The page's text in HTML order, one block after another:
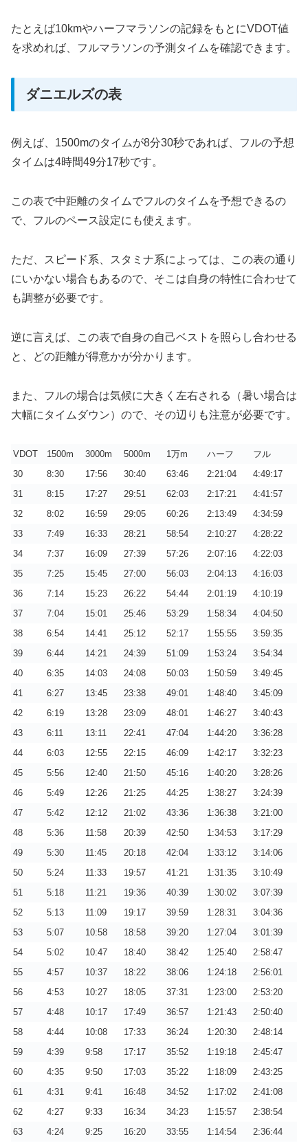
たとえば10kmやハーフマラソンの記録をもとにVDOT値
を求めれば、フルマラソンの予測タイムを確認できます。
ダニエルズの表
例えば、1500mのタイムが8分30秒であれば、フルの予想
タイムは4時間49分17秒です。
この表で中距離のタイムでフルのタイムを予想できるの
で、フルのペース設定にも使えます。
ただ、スピード系、スタミナ系によっては、この表の通り
にいかない場合もあるので、そこは自身の特性に合わせて
も調整が必要です。
逆に言えば、この表で自身の自己ベストを照らし合わせる
と、どの距離が得意かが分かります。
また、フルの場合は気候に大きく左右される（暑い場合は
大幅にタイムダウン）ので、その辺りも注意が必要です。
VDOT 1500m 3000m 5000m 1万m ハーフ
フル
30
8:30 17:56 30:40 63:46 2:21:04
4:49:17
31
8:15 17:27 29:51 62:03 2:17:21
4:41:57
32
8:02 16:59 29:05 60:26 2:13:49
4:34:59
33
7:49 16:33 28:21 58:54 2:10:27
4:28:22
34
7:37 16:09 27:39 57:26 2:07:16
4:22:03
35
7:25 15:45 27:00 56:03 2:04:13
4:16:03
36
7:14 15:23 26:22 54:44 2:01:19
4:10:19
37
7:04 15:01 25:46 53:29 1:58:34
4:04:50
38
6:54 14:41 25:12 52:17 1:55:55
3:59:35
39
6:44 14:21 24:39 51:09 1:53:24
3:54:34
40
6:35 14:03 24:08 50:03 1:50:59
3:49:45
41
6:27 13:45 23:38 49:01 1:48:40
3:45:09
42
6:19 13:28 23:09 48:01 1:46:27
3:40:43
43
6:11 13:11 22:41 47:04 1:44:20
3:36:28
44
6:03 12:55 22:15 46:09 1:42:17
3:32:23
45
5:56 12:40 21:50 45:16 1:40:20
3:28:26
46
5:49 12:26 21:25 44:25 1:38:27
3:24:39
47
5:42 12:12 21:02 43:36 1:36:38
3:21:00
48
5:36 11:58 20:39 42:50 1:34:53
3:17:29
49
5:30 11:45 20:18 42:04 1:33:12
3:14:06
50
5:24 11:33 19:57 41:21 1:31:35
3:10:49
51
5:18 11:21 19:36 40:39 1:30:02
3:07:39
52
5:13 11:09 19:17 39:59 1:28:31
3:04:36
53
5:07 10:58 18:58 39:20 1:27:04
3:01:39
54
5:02 10:47 18:40 38:42 1:25:40
2:58:47
55
4:57 10:37 18:22 38:06 1:24:18
2:56:01
56
4:53 10:27 18:05 37:31 1:23:00
2:53:20
57
4:48 10:17 17:49 36:57 1:21:43
2:50:40
58
4:44 10:08 17:33 36:24 1:20:30
2:48:14
59
4:39 9:58 17:17 35:52 1:19:18
2:45:47
60
4:35 9:50 17:03 35:22 1:18:09
2:43:25
61
4:31 9:41 16:48 34:52 1:17:02
2:41:08
62
4:27 9:33 16:34 34:23 1:15:57
2:38:54
63
4:24 9:25 16:20 33:55 1:14:54
2:36:44